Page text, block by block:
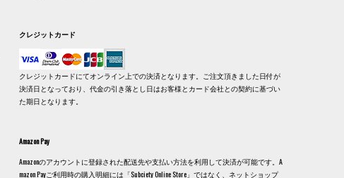
クレジットカード
クレジットカードにてオンライン上での決済となります。ご注文頂きました日付が
決済日となっており、代金の引き落とし日はお客様とカード会社との契約に基づい
た期日となります。
Amazon Pay
Amazonのアカウントに登録された配送先や支払い方法を利用して決済が可能です。A
mazon Payご利用時の購入明細には「Subciety Online Store」ではなく、ネットショップ